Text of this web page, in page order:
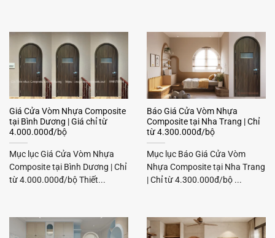
Giá Cửa Vòm Nhựa Composite
tại Bình Dương | Giá chỉ từ
4.000.000đ/bộ
Mục lục Giá Cửa Vòm Nhựa
Composite tại Bình Dương | Chỉ
từ 4.000.000đ/bộ Thiết...
Báo Giá Cửa Vòm Nhựa
Composite tại Nha Trang | Chỉ
từ 4.300.000đ/bộ
Mục lục Báo Giá Cửa Vòm
Nhựa Composite tại Nha Trang
| Chỉ từ 4.300.000đ/bộ ...